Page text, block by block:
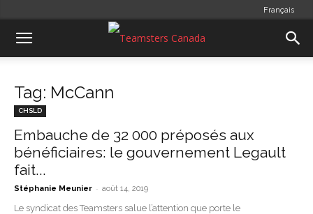
Français
Tag: McCann
CHSLD
Embauche de 32 000 préposés aux
bénéficiaires: le gouvernement Legault
fait...
Stéphanie Meunier - août 14, 2019
Le syndicat des Teamsters salue l’attention que porte le